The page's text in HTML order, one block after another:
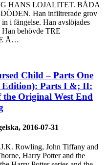
HANS LOJALITET. BÅDA
Han infiltrerade grov
i fängelse. Han avslöjades
Han behövde TRE
Å…
Child – Parts One
Edition): Parts I &; II:
Original West End
2016-07-31
Rowling, John Tiffany and
Harry Potter and the